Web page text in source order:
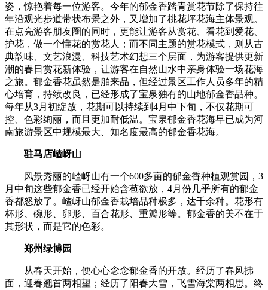
姿，惊艳着每一位游客。今年的郁金香踏青赏花节除了保持往
年沿观光步道带状布景之外，又增加了桃花坪花海主体景观。
在点亮游客朋友圈的同时，更能让游客从赏花、看花到爱花、
护花，做一个懂花的赏花人；而不同主题的赏花模式，则从古
典韵味、文艺浪漫、科技艺术幻想三个层面，为游客提供更新
潮的春日赏花新体验，让游客在自然山水中亲身体验一场花海
之旅。郁金香花虽然是舶来品，但经过景区工作人员多年的精
心培育，持续改良，已经形成了宝泉独有的山地郁金香品种。
每年从3月初绽放，花期可以持续到4月中下旬，不仅花期可
控、色彩绚丽，而且更加耐低温。宝泉郁金香花海早已成为河
南旅游景区中规模最大、知名度最高的郁金香花海。
驻马店嵖岈山
风景秀丽的嵖岈山有一个600多亩的郁金香种植观赏园，3
月中旬这些郁金香已经开始含苞欲放，4月份几乎所有的郁金
香都怒放了。嵖岈山郁金香栽培品种极多，达千余种。花形有
杯形、碗形、卵形、百合花形、重瓣形等。郁金香的美不在于
其形状，而是它的色彩。
郑州绿博园
从春天开始，便心心念念郁金香的开放。经历了春风拂
面，迎春翘首两相望；经历了阳春大雪，飞雪海棠两相思。终